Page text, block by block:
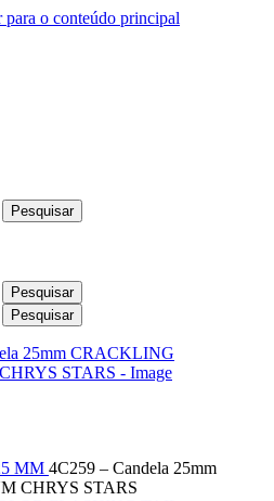
para o conteúdo principal
Pesquisar
Pesquisar
Pesquisar
MM 4C259 – Candela 25mm
CHRYS STARS